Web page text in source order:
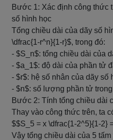
Bước 1: Xác định công thức
số hình học
Tổng chiều dài của dãy số
\dfrac{1-r^n}{1-r}$, trong đó:
- $S_n$: tổng chiều dài của
- $a_1$: độ dài của phần tử
- $r$: hệ số nhân của dãy số
- $n$: số lượng phần tử
Bước 2: Tính tổng chiều dài
Thay vào công thức trên, ta
$$S_5 = x \dfrac{1-2^5}{1-2}
Vậy tổng chiều dài của 5